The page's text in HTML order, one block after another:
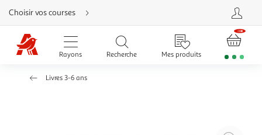
Aller
directement
au
contenu
Aller
directement
Aller
Choisir vos courses
Rayons Recherche Mes produits
Livres 3-6 ans